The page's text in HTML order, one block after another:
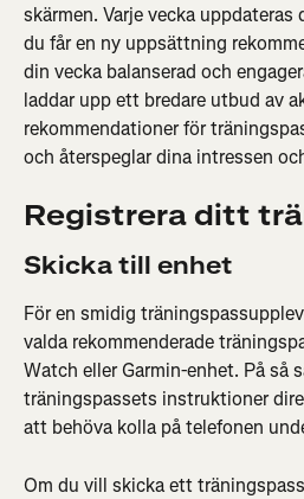
skärmen. Varje vecka
du får en ny uppsättning
din vecka balanserad och
laddar upp ett bredare utbud av
rekommendationer för
och återspeglar dina intressen
Registrera ditt
Skicka till enhet
För en smidig
valda rekommenderade
Watch eller Garmin-enhet. På så
träningspassets instruktioner
att behöva kolla på telefonen
Om du vill skicka ett